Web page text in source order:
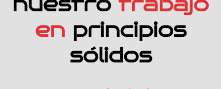
en principios
sólidos